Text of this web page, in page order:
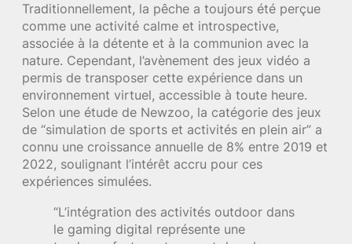
Traditionnellement, la pêche a toujours été perçue
comme une activité calme et introspective,
associée à la détente et à la communion avec la
nature. Cependant, l’avènement des jeux vidéo a
permis de transposer cette expérience dans un
environnement virtuel, accessible à toute heure.
Selon une étude de Newzoo, la catégorie des jeux
de “simulation de sports et activités en plein air” a
connu une croissance annuelle de 8% entre 2019 et
2022, soulignant l’intérêt accru pour ces
expériences simulées.
“L’intégration des activités outdoor dans
le gaming digital représente une